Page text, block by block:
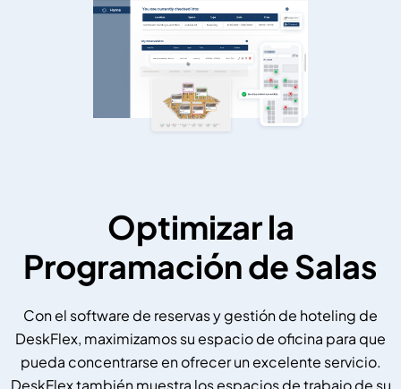
Optimizar la
Programación de Salas
Con el software de reservas y gestión de hoteling de
DeskFlex, maximizamos su espacio de oficina para que
pueda concentrarse en ofrecer un excelente servicio.
DeskFlex también muestra los espacios de trabajo de su